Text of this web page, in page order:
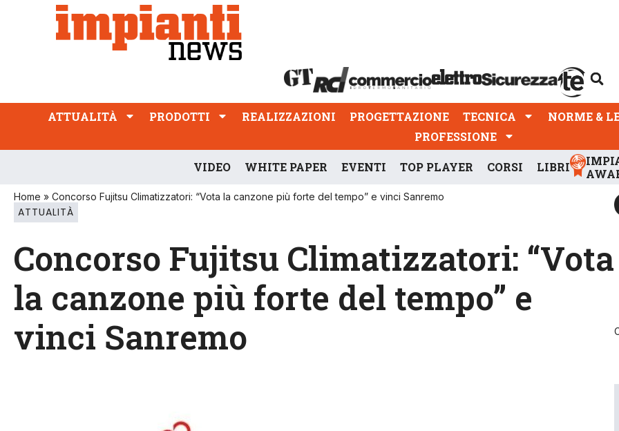
ATTUALITÀ PRODOTTI REALIZZAZIONI
PROFESSIONE
ATTUALITÀ PRODOTTI REALIZZAZIONI PROGETTAZIONE TECNICA NORME &
PROFESSIONE
VIDEO WHITE PAPER EVENTI TOP PLAYER CORSI LIBRI
Home » Concorso Fujitsu Climatizzatori: “Vota la canzone più forte del tempo” e vinci Sanremo
ATTUALITÀ
Concorso Fujitsu Climatizzatori: “Vota
la canzone più forte del tempo” e
vinci Sanremo